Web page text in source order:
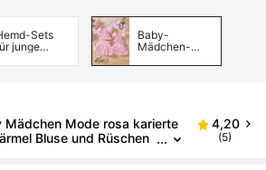
Sets
junge
Baby-
Mädchen-
Mädchen Mode rosa karierte
Bluse und Rüschen
4,20
(5)